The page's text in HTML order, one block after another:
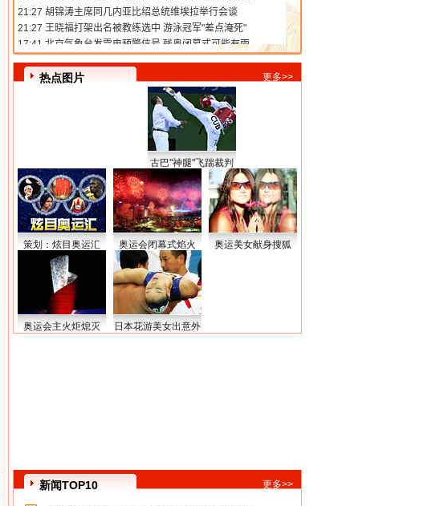
热点图片 更多>>
古巴"神腿"飞踹裁判
策划：炫目奥运汇 奥运会闭幕式焰火 奥运美女献身搜狐
奥运会主火炬熄灭 日本花游美女出意外
新闻TOP10 更多>>